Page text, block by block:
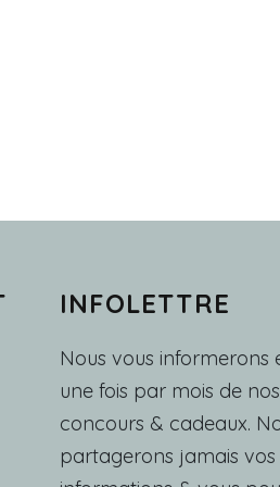
INFOLETTRE
Nous vous informerons
une fois par mois de
concours & cadeaux.
partagerons jamais vos